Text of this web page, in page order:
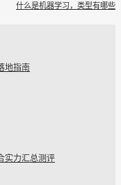
什么是机器学习，类型有哪些
地指南
实力汇总测评